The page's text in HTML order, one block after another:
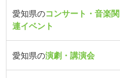
愛知県のコンサート・音楽関
連イベント
愛知県の演劇・講演会